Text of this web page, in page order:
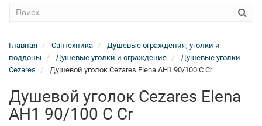
Главная Сантехника
Душевые ограждения, уголки и
поддоны
Душевые уголки и ограждения
Душевые уголки
Cezares
Душевой уголок Cezares Elena AH1 90/100 C Cr
Душевой уголок Cezares Elena
AH1 90/100 C Cr